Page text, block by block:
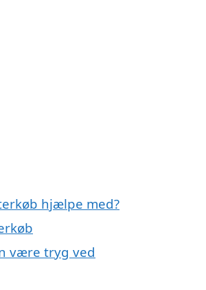
hjælpe med?
være tryg ved